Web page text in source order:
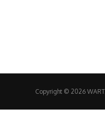
Copyright © 2026